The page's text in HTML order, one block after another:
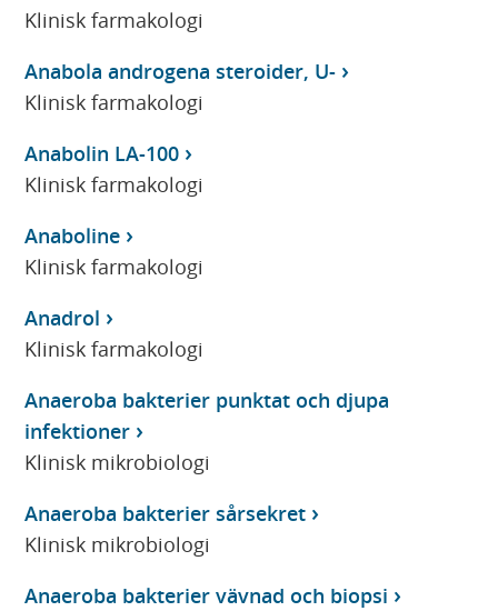
Klinisk farmakologi
Anabola androgena steroider, U-
Klinisk farmakologi
Anabolin LA-100
Klinisk farmakologi
Anaboline
Klinisk farmakologi
Anadrol
Klinisk farmakologi
Anaeroba bakterier punktat och djupa
infektioner
Klinisk mikrobiologi
Anaeroba bakterier sårsekret
Klinisk mikrobiologi
Anaeroba bakterier vävnad och biopsi